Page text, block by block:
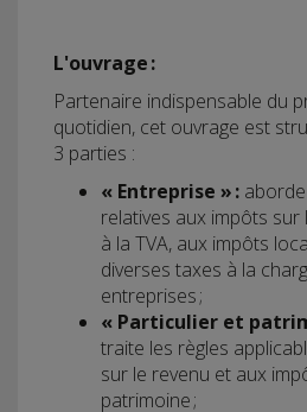
L'ouvrage :
Partenaire indispensable du
quotidien, cet ouvrage est
3 parties :
« Entreprise » :
relatives aux impôts sur
à la TVA, aux impôts
diverses taxes à la
entreprises ;
« Particulier et
traite les règles
sur le revenu et aux
patrimoine ;